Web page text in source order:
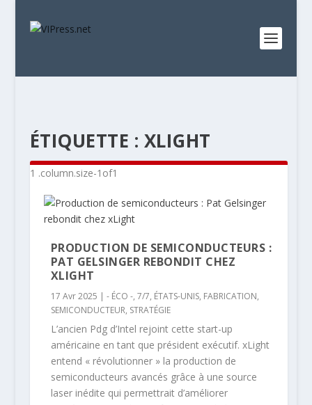
ÉTIQUETTE : XLIGHT
PRODUCTION DE SEMICONDUCTEURS :
PAT GELSINGER REBONDIT CHEZ
XLIGHT
17 Avr 2025 | - ÉCO -, 7/7, ÉTATS-UNIS, FABRICATION,
SEMICONDUCTEUR, STRATÉGIE
L’ancien Pdg d’Intel rejoint cette start-up
américaine en tant que président exécutif. xLight
entend « révolutionner » la production de
semiconducteurs avancés grâce à une source
laser inédite qui permettrait d’améliorer